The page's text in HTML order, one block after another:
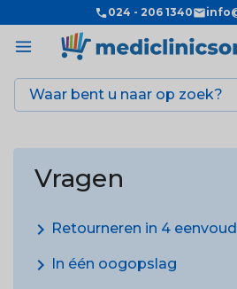
024 - 206 1340
Vragen
chevron_right Retourneren in 4
chevron_right In één oogopslag